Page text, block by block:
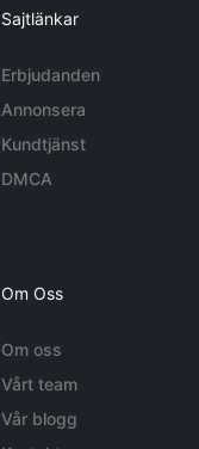
Sajtlänkar
Erbjudanden
Annonsera
Kundtjänst
DMCA
Om Oss
Om oss
Vårt team
Vår blogg